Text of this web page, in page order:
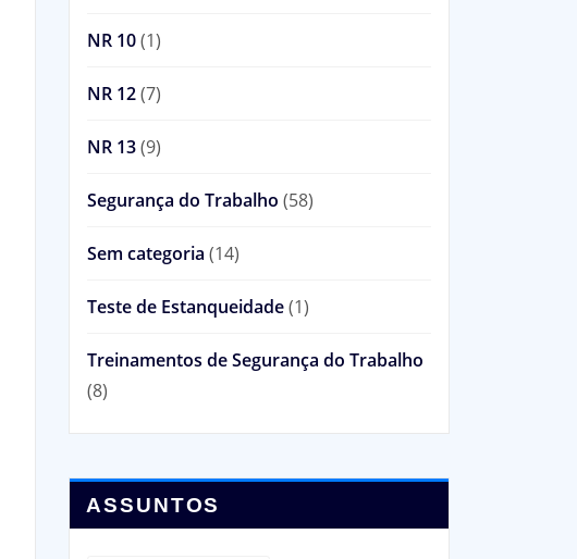
NR 10(1)
NR 12(7)
NR 13(9)
Segurança do Trabalho (58)
Sem categoria (14)
Teste de Estanqueidade(1)
Treinamentos de Segurança do Trabalho
(8)
ASSUNTOS